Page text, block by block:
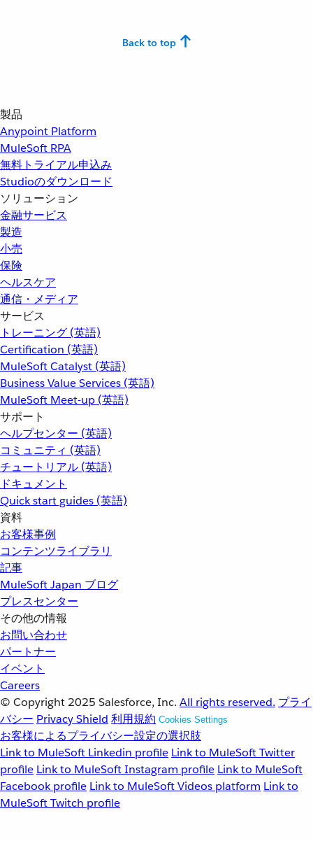
Back to top
製品
Anypoint Platform
MuleSoft RPA
無料トライアル申込み
Studioのダウンロード
ソリューション
金融サービス
製造
小売
保険
ヘルスケア
通信・メディア
サービス
トレーニング (英語)
Certification (英語)
MuleSoft Catalyst (英語)
Business Value Services (英語)
MuleSoft Meet-up (英語)
サポート
ヘルプセンター (英語)
コミュニティ (英語)
チュートリアル (英語)
ドキュメント
Quick start guides (英語)
資料
お客様事例
コンテンツライブラリ
記事
MuleSoft Japan ブログ
プレスセンター
その他の情報
お問い合わせ
パートナー
イベント
Careers
© Copyright 2025 Salesforce, Inc. All rights reserved. プライ
バシー Privacy Shield 利用規約 Cookies Settings
お客様によるプライバシー設定の選択肢
Link to MuleSoft Linkedin profile Link to MuleSoft Twitter
profile Link to MuleSoft Instagram profile Link to MuleSoft
Facebook profile Link to MuleSoft Videos platform Link to
MuleSoft Twitch profile